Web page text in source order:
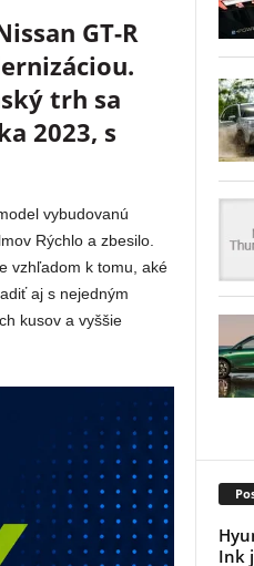
GT-R
trh sa
2023, s
vybudovanú
Rýchlo a zbesilo.
vzhľadom k tomu, aké
aj s nejedným
kusov a vyššie
Ink